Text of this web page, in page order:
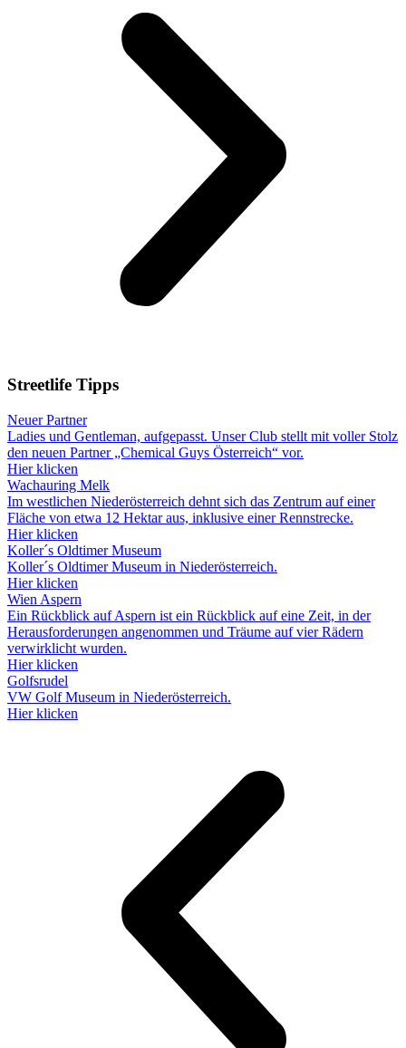
Streetlife Tipps
Neuer Partner
Ladies und Gentleman, aufgepasst. Unser Club stellt mit voller Stolz
den neuen Partner „Chemical Guys Österreich“ vor.
Hier klicken
Wachauring Melk
Im westlichen Niederösterreich dehnt sich das Zentrum auf einer
Fläche von etwa 12 Hektar aus, inklusive einer Rennstrecke.
Hier klicken
Koller´s Oldtimer Museum
Koller´s Oldtimer Museum in Niederösterreich.
Hier klicken
Wien Aspern
Ein Rückblick auf Aspern ist ein Rückblick auf eine Zeit, in der
Herausforderungen angenommen und Träume auf vier Rädern
verwirklicht wurden.
Hier klicken
Golfsrudel
VW Golf Museum in Niederösterreich.
Hier klicken